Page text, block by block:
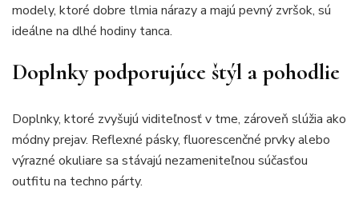
modely, ktoré dobre tlmia nárazy a majú pevný zvršok, sú
ideálne na dlhé hodiny tanca.
Doplnky podporujúce štýl a pohodlie
Doplnky, ktoré zvyšujú viditeľnosť v tme, zároveň slúžia ako
módny prejav. Reflexné pásky, fluorescenčné prvky alebo
výrazné okuliare sa stávajú nezameniteľnou súčasťou
outfitu na techno párty.